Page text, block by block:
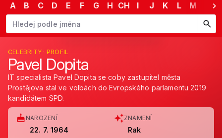
A B C D E F G H CH I J K L M
Začněte psát jméno. Šipkami dolů a nahoru procházejte návrhy,
CELEBRITY · PROFIL
Pavel Dopita
IT specialista Pavel Dopita se coby zastupitel města
Prostějova stal ve volbách do Evropského parlamentu 2019
kandidátem SPD.
NAROZENÍ
22. 7. 1964
ZNAMENÍ
Rak